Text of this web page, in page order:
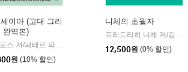
이아 (고대 그리
완역본)
| 현대지성
원 (10% 할인)
니체의 초월자
12,500원 (0% 할인)